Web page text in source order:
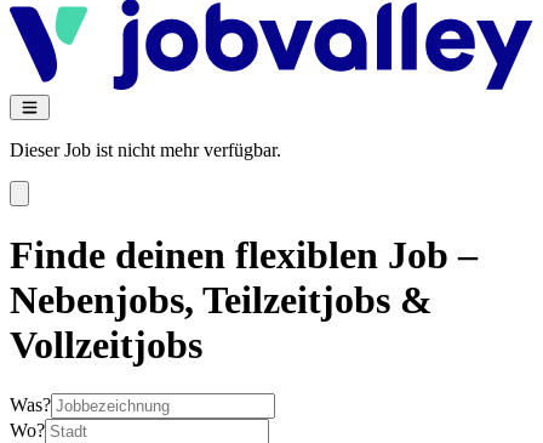
Dieser Job ist nicht mehr verfügbar.
Finde deinen flexiblen Job –
Nebenjobs, Teilzeitjobs &
Vollzeitjobs
Was?
Wo?